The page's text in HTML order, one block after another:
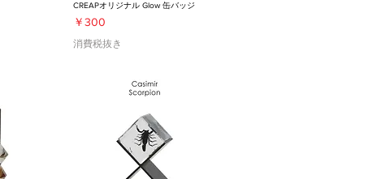
CREAPオリジナル Glow 缶バッジ
価格
￥300
消費税抜き